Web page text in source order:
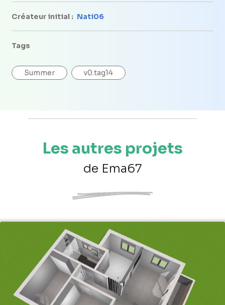
Créateur initial : Nati06
Tags
Summer v0.tag14
Les autres projets
de Ema67